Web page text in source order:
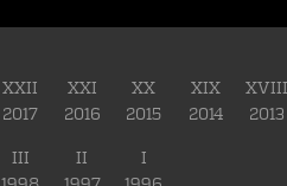
XXII
2017
XXI
2016
XX
2015
XIX
2014
XVIII
2013
III
II
I